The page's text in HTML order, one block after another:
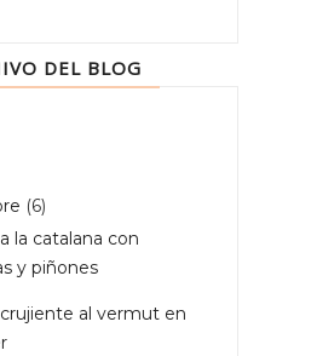
DEL BLOG
(6)
la catalana con
y piñones
al vermut en